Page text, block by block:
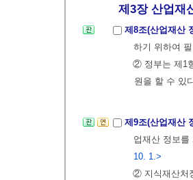
제3장 산업재산
제8조(산업재산
하기 위하여
② 정부는 제1
원을 할 수 있
제9조(산업재산
업재산 정보
10. 1.>
② 지식재산처